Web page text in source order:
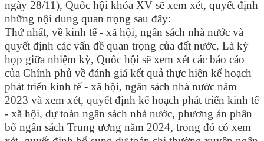
ngày 28/11), Quốc hội khóa XV sẽ xem xét, quyết định
những nội dung quan trọng sau đây:
Thứ nhất, về kinh tế - xã hội, ngân sách nhà nước và
quyết định các vấn đề quan trọng của đất nước. Là kỳ
họp giữa nhiệm kỳ, Quốc hội sẽ xem xét các báo cáo
của Chính phủ về đánh giá kết quả thực hiện kế hoạch
phát triển kinh tế - xã hội, ngân sách nhà nước năm
2023 và xem xét, quyết định kế hoạch phát triển kinh tế
- xã hội, dự toán ngân sách nhà nước, phương án phân
bổ ngân sách Trung ương năm 2024, trong đó có xem